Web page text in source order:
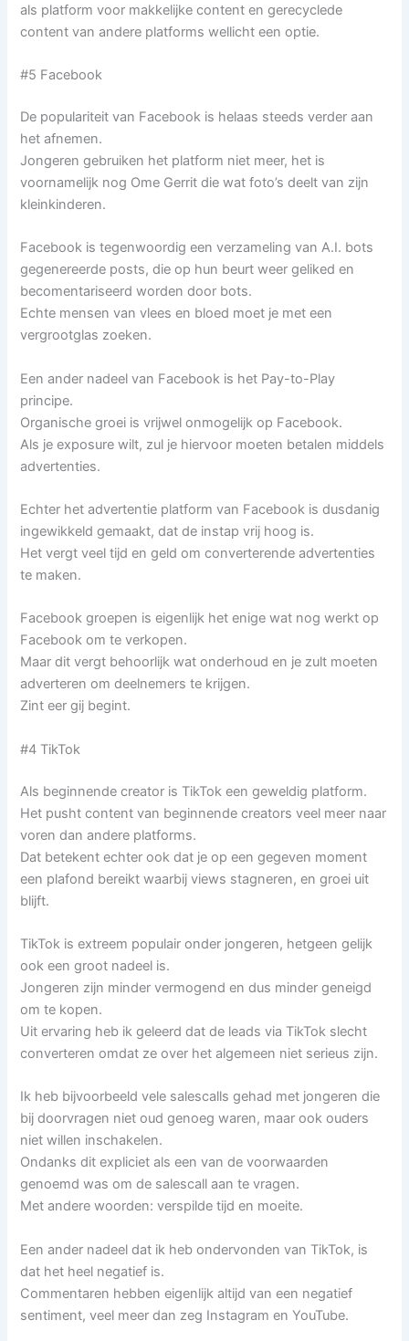
als platform voor makkelijke content en gerecyclede
content van andere platforms wellicht een optie.
#5 Facebook
De populariteit van Facebook is helaas steeds verder aan
het afnemen.
Jongeren gebruiken het platform niet meer, het is
voornamelijk nog Ome Gerrit die wat foto’s deelt van zijn
kleinkinderen.
Facebook is tegenwoordig een verzameling van A.I. bots
gegenereerde posts, die op hun beurt weer geliked en
becomentariseerd worden door bots.
Echte mensen van vlees en bloed moet je met een
vergrootglas zoeken.
Een ander nadeel van Facebook is het Pay-to-Play
principe.
Organische groei is vrijwel onmogelijk op Facebook.
Als je exposure wilt, zul je hiervoor moeten betalen middels
advertenties.
Echter het advertentie platform van Facebook is dusdanig
ingewikkeld gemaakt, dat de instap vrij hoog is.
Het vergt veel tijd en geld om converterende advertenties
te maken.
Facebook groepen is eigenlijk het enige wat nog werkt op
Facebook om te verkopen.
Maar dit vergt behoorlijk wat onderhoud en je zult moeten
adverteren om deelnemers te krijgen.
Zint eer gij begint.
#4 TikTok
Als beginnende creator is TikTok een geweldig platform.
Het pusht content van beginnende creators veel meer naar
voren dan andere platforms.
Dat betekent echter ook dat je op een gegeven moment
een plafond bereikt waarbij views stagneren, en groei uit
blijft.
TikTok is extreem populair onder jongeren, hetgeen gelijk
ook een groot nadeel is.
Jongeren zijn minder vermogend en dus minder geneigd
om te kopen.
Uit ervaring heb ik geleerd dat de leads via TikTok slecht
converteren omdat ze over het algemeen niet serieus zijn.
Ik heb bijvoorbeeld vele salescalls gehad met jongeren die
bij doorvragen niet oud genoeg waren, maar ook ouders
niet willen inschakelen.
Ondanks dit expliciet als een van de voorwaarden
genoemd was om de salescall aan te vragen.
Met andere woorden: verspilde tijd en moeite.
Een ander nadeel dat ik heb ondervonden van TikTok, is
dat het heel negatief is.
Commentaren hebben eigenlijk altijd van een negatief
sentiment, veel meer dan zeg Instagram en YouTube.